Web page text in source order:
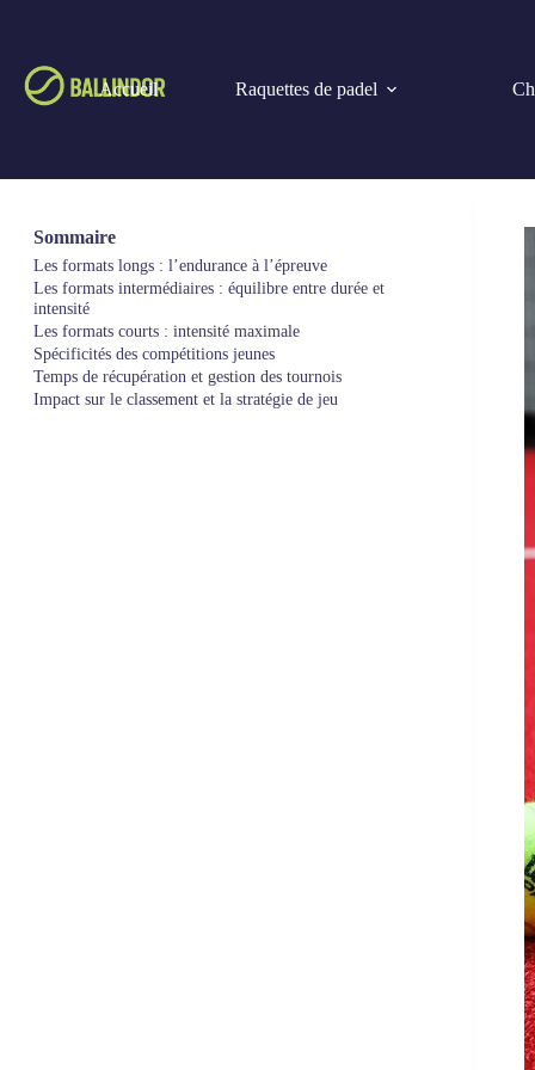
Accueil
Raquettes de padel
Sommaire
Les formats longs : l’endurance à l’épreuve
Les formats intermédiaires : équilibre entre durée et
intensité
Les formats courts : intensité maximale
Spécificités des compétitions jeunes
Temps de récupération et gestion des tournois
Impact sur le classement et la stratégie de jeu